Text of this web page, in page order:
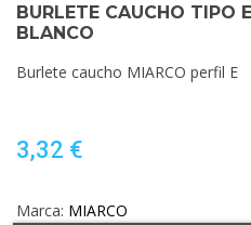
BURLETE CAUCHO TIPO
BLANCO
Burlete caucho MIARCO perfil E
3,32 €
Marca: MIARCO